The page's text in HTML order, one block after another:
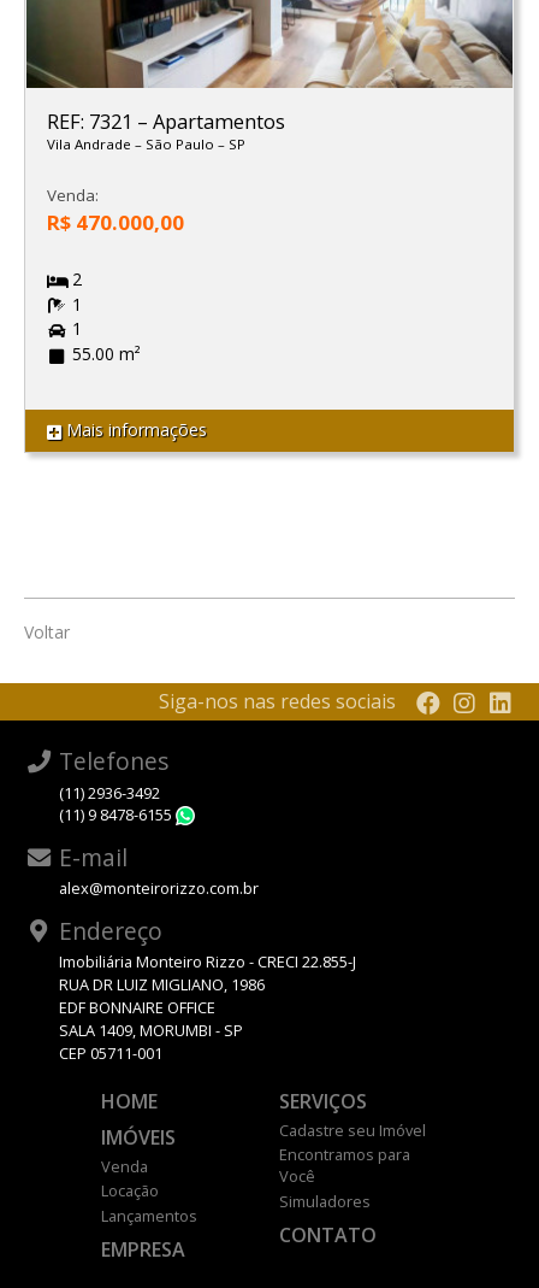
REF: 7321 – Apartamentos
Vila Andrade – São Paulo – SP
Venda:
R$ 470.000,00
2
1
1
55.00 m²
Mais informações
Voltar
Siga-nos nas redes sociais
Telefones
(11) 2936-3492
(11) 9 8478-6155
E-mail
alex@monteirorizzo.com.br
Endereço
Imobiliária Monteiro Rizzo - CRECI 22.855-J
RUA DR LUIZ MIGLIANO, 1986
EDF BONNAIRE OFFICE
SALA 1409, MORUMBI - SP
CEP 05711-001
HOME
IMÓVEIS
Venda
Locação
Lançamentos
EMPRESA
SERVIÇOS
Cadastre seu Imóvel
Encontramos para
Você
Simuladores
CONTATO